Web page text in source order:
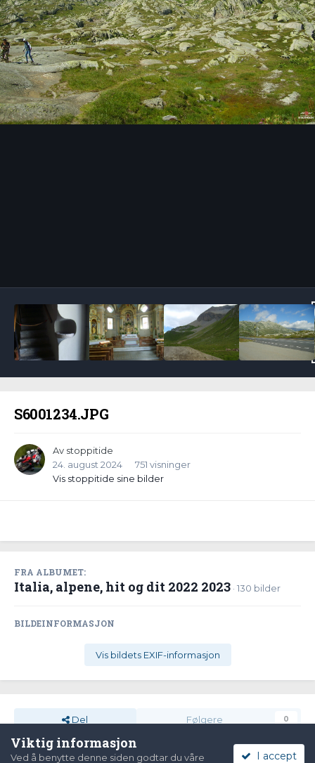
S6001234.JPG
Av stoppitide
24. august 2024
751 visninger
Vis stoppitide sine bilder
FRA ALBUMET:
Italia, alpene, hit og dit 2022 2023 · 130 bilder
BILDEINFORMASJON
Vis bildets EXIF-informasjon
Del Følgere 0
Viktig informasjon
Ved å benytte denne siden godtar du våre I accept